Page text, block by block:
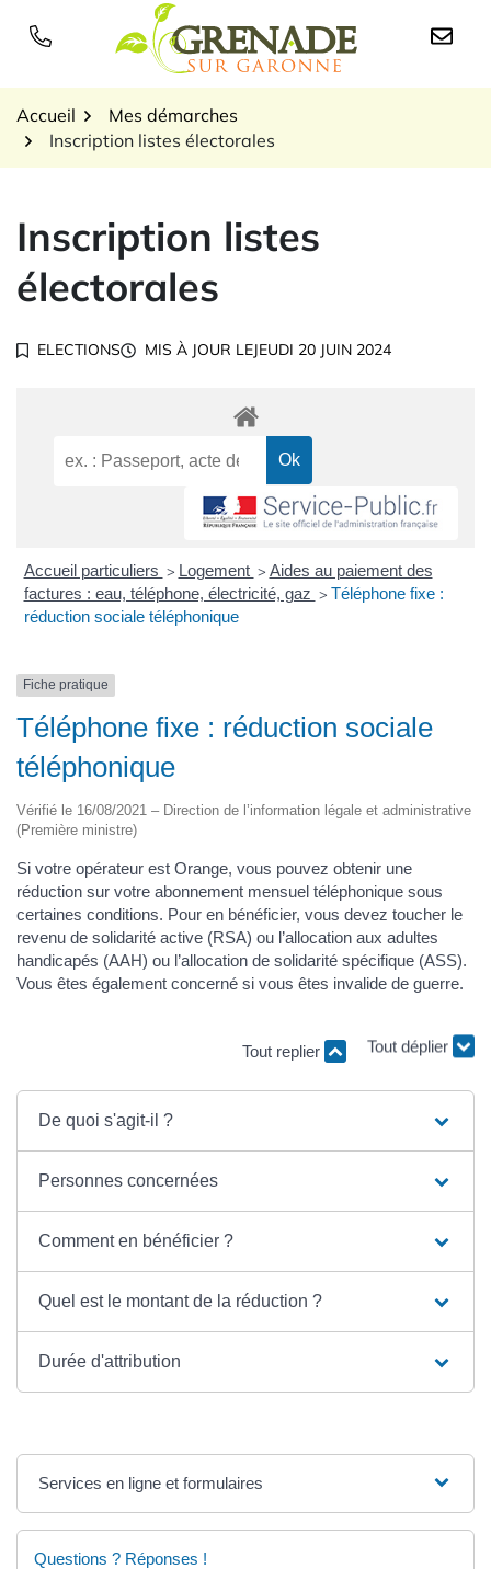
Logo Grenade sur
Accueil
Mes démarches
Inscription listes électorales
Inscription listes
électorales
ELECTIONS MIS À JOUR LEJEUDI 20 JUIN 2024
Accueil particuliers > Logement > Aides au paiement des
factures : eau, téléphone, électricité, gaz > Téléphone fixe :
réduction sociale téléphonique
Fiche pratique
Téléphone fixe : réduction sociale
téléphonique
Vérifié le 16/08/2021 – Direction de l’information légale et administrative
(Première ministre)
Si votre opérateur est Orange, vous pouvez obtenir une
réduction sur votre abonnement mensuel téléphonique sous
certaines conditions. Pour en bénéficier, vous devez toucher le
revenu de solidarité active (RSA) ou l’allocation aux adultes
handicapés (AAH) ou l’allocation de solidarité spécifique (ASS).
Vous êtes également concerné si vous êtes invalide de guerre.
Tout replier Tout déplier
De quoi s'agit-il ?
Personnes concernées
Comment en bénéficier ?
Quel est le montant de la réduction ?
Durée d'attribution
Services en ligne et formulaires
Questions ? Réponses !